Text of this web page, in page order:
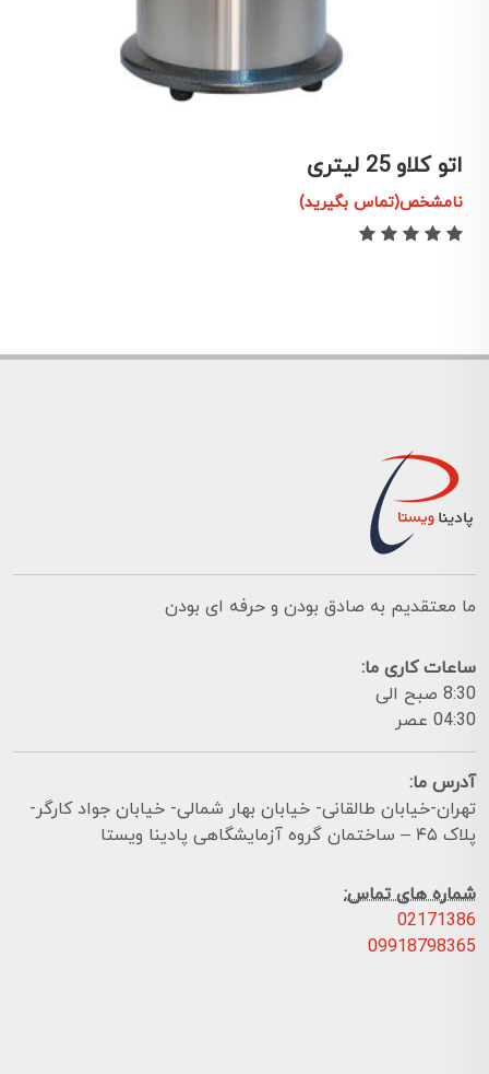
اتو كلاو 25 ليتری
نامشخص(تماس بگیرید)
ما معتقدیم به صادق بودن و حرفه ای بودن
ساعات کاری ما:
8:30 صبح الی
04:30 عصر
آدرس ما:
تهران-خیابان طالقانی- خیابان بهار شمالی- خیابان جواد کارگر-
پلاک ۴۵ – ساختمان گروه آزمایشگاهی پادینا ویستا
شماره های تماس:
02171386
09918798365